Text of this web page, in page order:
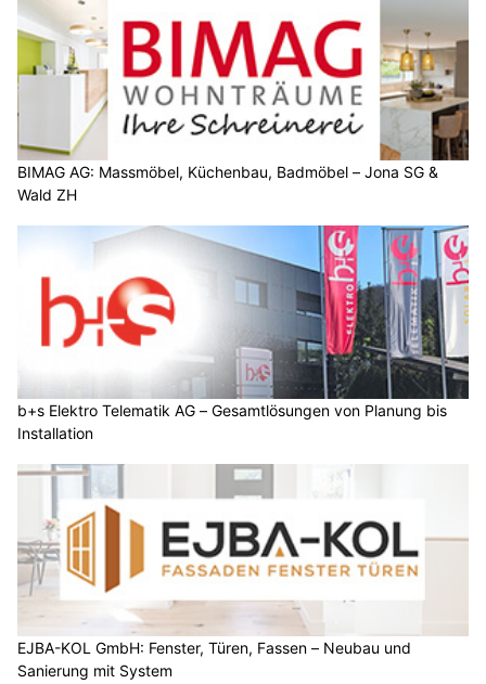
BIMAG AG: Massmöbel, Küchenbau, Badmöbel – Jona SG &
Wald ZH
b+s Elektro Telematik AG – Gesamtlösungen von Planung bis
Installation
EJBA-KOL GmbH: Fenster, Türen, Fassen – Neubau und
Sanierung mit System